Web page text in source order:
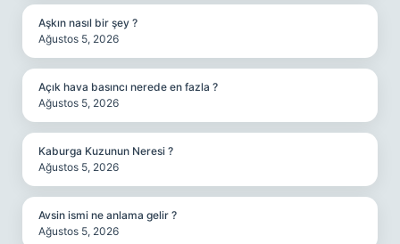
Aşkın nasıl bir şey ?
Ağustos 5, 2026
Açık hava basıncı nerede en fazla ?
Ağustos 5, 2026
Kaburga Kuzunun Neresi ?
Ağustos 5, 2026
Avsin ismi ne anlama gelir ?
Ağustos 5, 2026